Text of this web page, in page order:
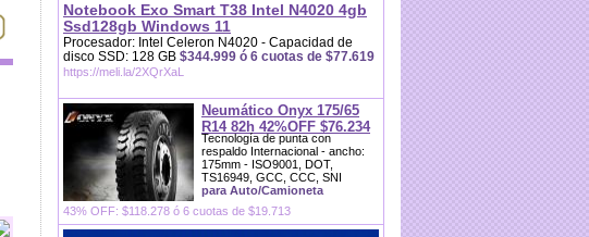
Notebook Exo Smart T38 Intel N4020 4gb
Ssd128gb Windows 11
Procesador: Intel Celeron N4020 - Capacidad de
disco SSD: 128 GB $344.999 ó 6 cuotas de $77.619
https://meli.la/2XQrXaL
Neumático Onyx 175/65
R14 82h 42%OFF $76.234
Tecnología de punta con
respaldo Internacional - ancho:
175mm - ISO9001, DOT,
TS16949, GCC, CCC, SNI
para Auto/Camioneta
43% OFF: $118.278 ó 6 cuotas de $19.713